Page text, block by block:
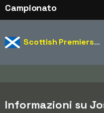
Campionato
Scottish Premiership
Informazioni su